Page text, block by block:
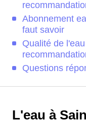
Abonnement
faut savoir
Qualité de
Questions
L'eau à